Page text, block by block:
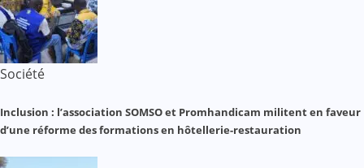
Société
Inclusion : l’association SOMSO et Promhandicam militent en faveur
d’une réforme des formations en hôtellerie-restauration